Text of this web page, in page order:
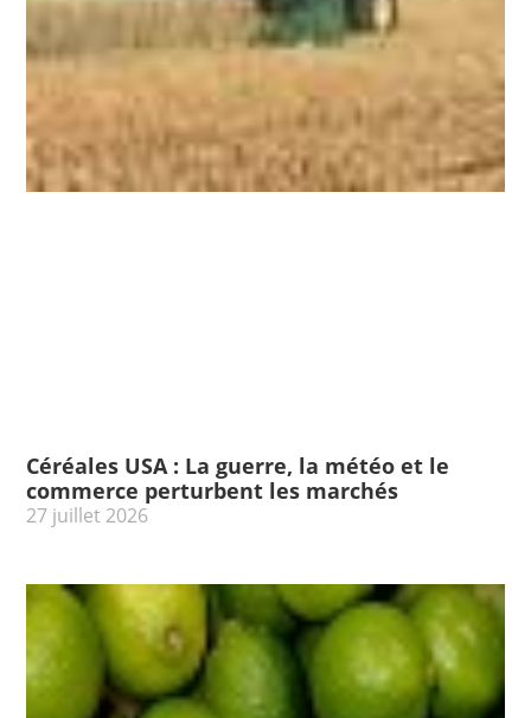
Céréales USA : La guerre, la météo et le
commerce perturbent les marchés
27 juillet 2026